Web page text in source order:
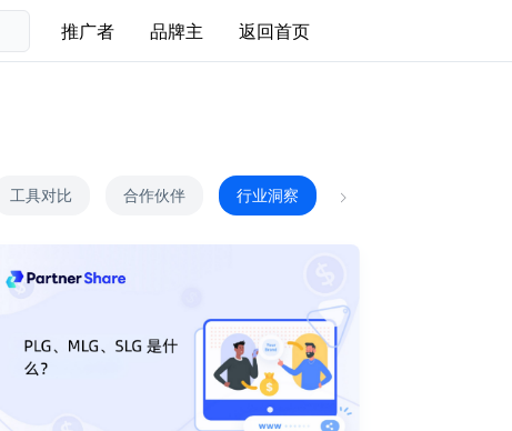
推广者 品牌主 返回首页
工具对比 合作伙伴 行业洞察